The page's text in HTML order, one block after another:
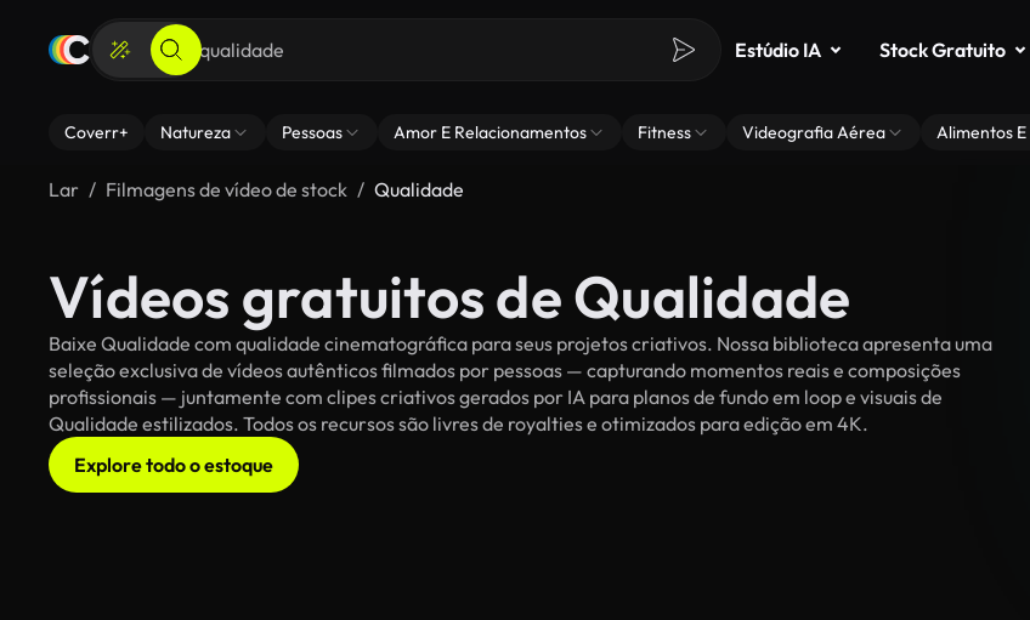
Estúdio IA Stock Gratuito
Coverr+ Natureza Pessoas Amor E Relacionamentos Fitness Videografia Aérea Alimentos
Lar Filmagens de vídeo de stock Qualidade
Vídeos gratuitos de Qualidade
Baixe Qualidade com qualidade cinematográfica para seus projetos criativos. Nossa biblioteca apresenta uma
seleção exclusiva de vídeos autênticos filmados por pessoas — capturando momentos reais e composições
profissionais — juntamente com clipes criativos gerados por IA para planos de fundo em loop e visuais de
Qualidade estilizados. Todos os recursos são livres de royalties e otimizados para edição em 4K.
Explore todo o estoque